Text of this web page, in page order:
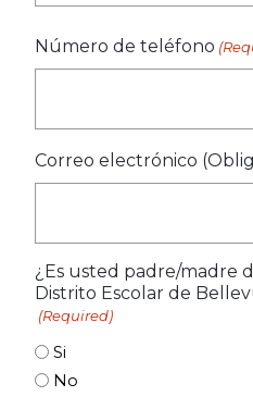
Número de teléfono
Correo electrónico
¿Es usted padre/madre
Distrito Escolar de
(Required)
Si
No